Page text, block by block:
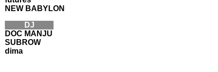
NEW BABYLON
DJ
DOC MANJU
SUBROW
dima